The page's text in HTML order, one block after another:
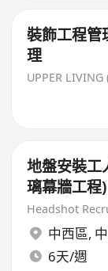
裝飾工程管
理
地盤安裝
璃幕牆工程)
Headshot
中西區,
6天/週